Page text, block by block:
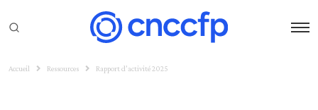
Accueil Ressources Rapport d’activité 2025